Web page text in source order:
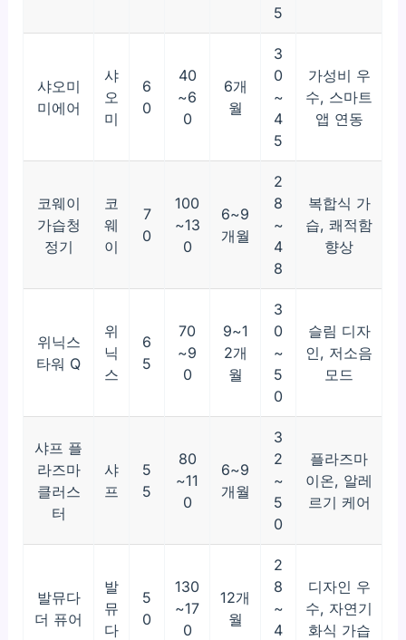
5
샤오미
미에어
샤
오
미
6
0
40
~6
0
6개
월
3
0
~
4
5
가성비 우
수, 스마트
앱 연동
코웨이
가습청
정기
코
웨
이
7
0
100
~13
0
6~9
개월
2
8
~
4
8
복합식 가
습, 쾌적함
향상
위닉스
타워 Q
위
닉
스
6
5
70
~9
0
9~1
2개
월
3
0
~
5
0
슬림 디자
인, 저소음
모드
샤프 플
라즈마
클러스
터
샤
프
5
5
80
~11
0
6~9
개월
3
2
~
5
0
플라즈마
이온, 알레
르기 케어
발뮤다
더 퓨어
발
뮤
다
5
0
130
~17
0
12개
월
2
8
~
4
디자인 우
수, 자연기
화식 가습